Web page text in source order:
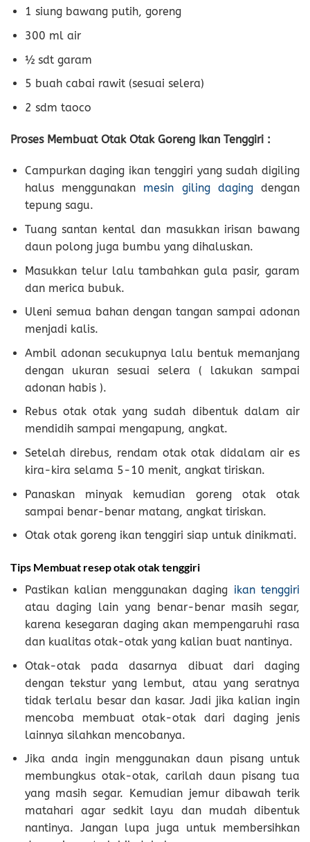
1 siung bawang putih, goreng
300 ml air
½ sdt garam
5 buah cabai rawit (sesuai selera)
2 sdm taoco
Proses Membuat Otak Otak Goreng Ikan Tenggiri :
Campurkan daging ikan tenggiri yang sudah digiling
halus menggunakan mesin giling dagingdengan
tepung sagu.
Tuang santan kental dan masukkan irisan bawang
daun polong juga bumbu yang dihaluskan.
Masukkan telur lalu tambahkan gula pasir, garam
dan merica bubuk.
Uleni semua bahan dengan tangan sampai adonan
menjadi kalis.
Ambil adonan secukupnya lalu bentuk memanjang
dengan ukuran sesuai selera ( lakukan sampai
adonan habis ).
Rebus otak otak yang sudah dibentuk dalam air
mendidih sampai mengapung, angkat.
Setelah direbus, rendam otak otak didalam air es
kira-kira selama 5-10 menit, angkat tiriskan.
Panaskan minyak kemudian goreng otak otak
sampai benar-benar matang, angkat tiriskan.
Otak otak goreng ikan tenggiri siap untuk dinikmati.
Tips Membuat resep otak otak tenggiri
Pastikan kalian menggunakan daging ikan tenggiri
atau daging lain yang benar-benar masih segar,
karena kesegaran daging akan mempengaruhi rasa
dan kualitas otak-otak yang kalian buat nantinya.
Otak-otak pada dasarnya dibuat dari daging
dengan tekstur yang lembut, atau yang seratnya
tidak terlalu besar dan kasar. Jadi jika kalian ingin
mencoba membuat otak-otak dari daging jenis
lainnya silahkan mencobanya.
Jika anda ingin menggunakan daun pisang untuk
membungkus otak-otak, carilah daun pisang tua
yang masih segar. Kemudian jemur dibawah terik
matahari agar sedkit layu dan mudah dibentuk
nantinya. Jangan lupa juga untuk membersihkan